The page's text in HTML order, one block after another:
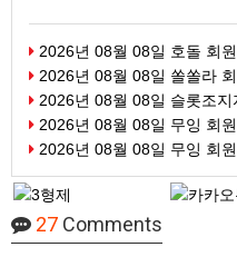
2026년 08월 08일 호돌 회
2026년 08월 08일 쏠쏠라
2026년 08월 08일 슬롯조지자
2026년 08월 08일 무잉 회
2026년 08월 08일 무잉 회
27 Comments